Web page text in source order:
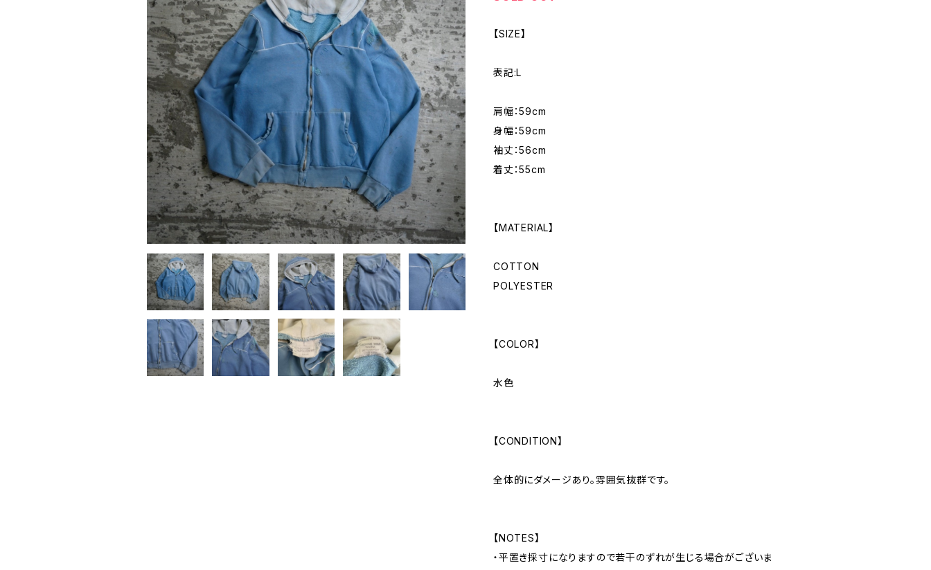
【SIZE】
表記:L
肩幅：59cm
身幅：59cm
袖丈：56cm
着丈：55cm
【MATERIAL】
COTTON
POLYESTER
【COLOR】
水色
【CONDITION】
全体的にダメージあり。雰囲気抜群です。
【NOTES】
・平置き採寸になりますので若干のずれが生じる場合がございま